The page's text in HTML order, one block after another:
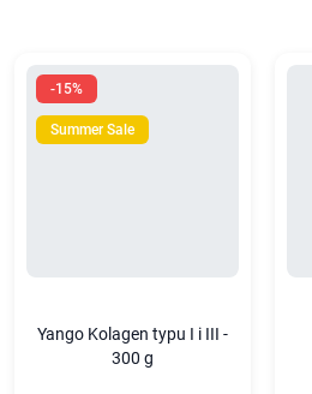
-15%
Summer Sale
Yango Kolagen typu I i III -
300 g